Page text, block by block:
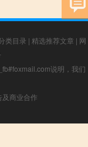
类目录 | 精选推荐文章 | 网
说明，我们
商业合作